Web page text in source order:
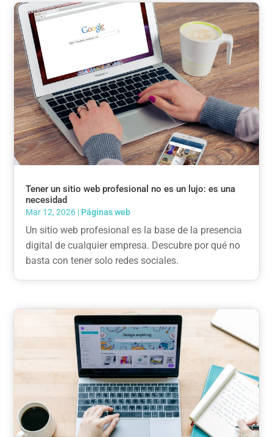
Tener un sitio web profesional no es un lujo: es una
necesidad
Mar 12, 2026 | Páginas web
Un sitio web profesional es la base de la presencia
digital de cualquier empresa. Descubre por qué no
basta con tener solo redes sociales.